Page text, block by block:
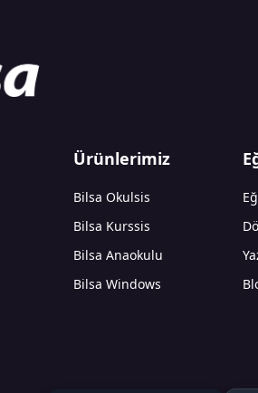
Ürünlerimiz
Bilsa Okulsis
Bilsa Kurssis
Bilsa Anaokulu
Bilsa Windows